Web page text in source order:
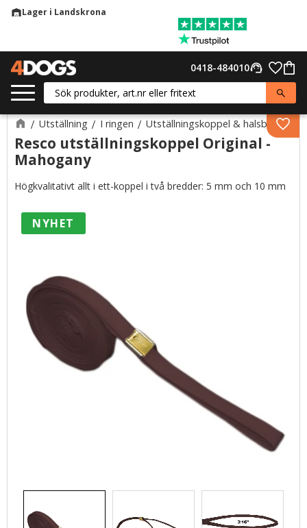
warehouseLager i Landskrona
support_agent
0418-484010
Utställning I ringen Utställningskoppel & halsband
Resco utställningskoppel Original -
Mahogany
Högkvalitativt allt i ett-koppel i två bredder: 5 mm och 10 mm
NYHET